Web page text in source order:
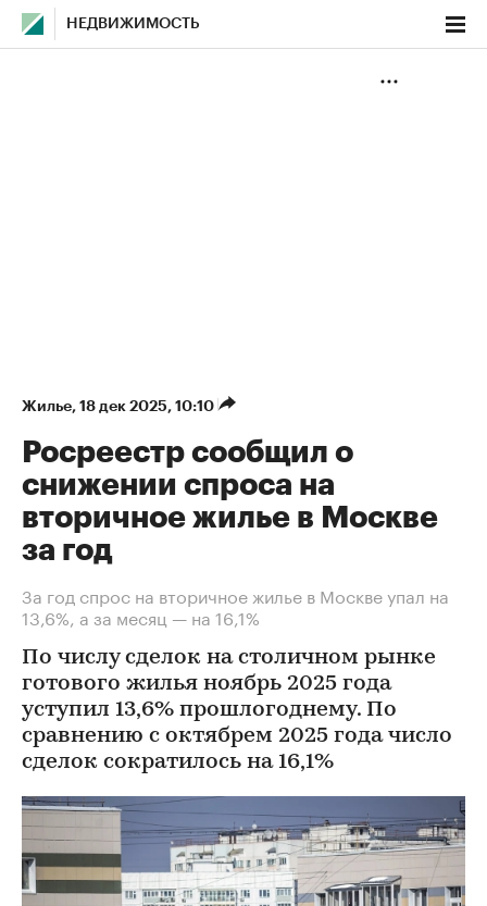
НЕДВИЖИМОСТЬ
Жилье⁠, 18 дек 2025, 10:10
Росреестр сообщил о
снижении спроса на
вторичное жилье в Москве
за год
За год спрос на вторичное жилье в Москве упал на
13,6%, а за месяц — на 16,1%
По числу сделок на столичном рынке
готового жилья ноябрь 2025 года
уступил 13,6% прошлогоднему. По
сравнению с октябрем 2025 года число
сделок сократилось на 16,1%